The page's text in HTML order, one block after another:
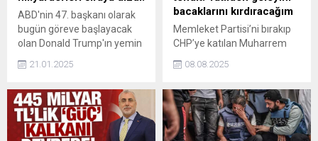
ABD'nin 47. başkanı olarak
bugün göreve başlayacak
olan Donald Trump'ın yemin
dünyasının ünlü simaları da
21.01.2025
bacaklarını kırdıracağım
Memleket Partisi’ni bırakıp
CHP’ye katılan Muharrem
istemeyen partililere çok
Genel Başkan Yardımcısı
Ömer Özdoğan’ı açık açık
tehdit etti.
08.08.2025